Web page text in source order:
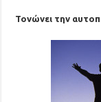
Τονώνει την